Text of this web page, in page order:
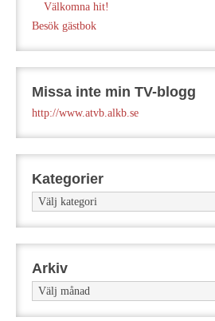
Välkomna hit!
Besök gästbok
Missa inte min TV-blogg
http://www.atvb.alkb.se
Kategorier
Kategorier
Arkiv
Arkiv